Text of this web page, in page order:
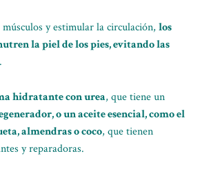
y estimular la circulación, los
la piel de los pies, evitando las
.
hidratante con urea, que tiene un
o un aceite esencial, como el
almendras o coco, que tienen
y reparadoras.